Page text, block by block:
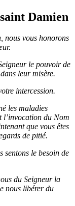
Damien
nous vous honorons
le pouvoir de
leur misère.
intercession.
les maladies
l’invocation du Nom
que vous êtes
de pitié.
sentons le besoin de
du Seigneur la
nous libérer du